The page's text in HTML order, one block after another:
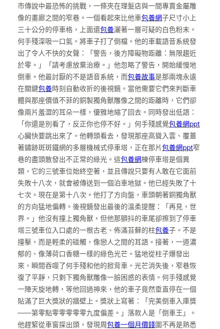
市傳說中最恐怖的挑戰，一條夾在理髮店與一間專賣金屬雕
像的畫廊之間的窄巷。一個看起來比他車包養網子尺寸小上
三十公分的停車格，上面還包養灑著一層可疑的白色粉末。
何手殘深吸一口氣。將車子打了倒檔。他的車載語音系統發
出了令人不快的女聲：「警告，後方障礙物距離：無限趨近
於零。」「請考慮放棄治療。」他忽略了警告，開始緩慢地
倒車。他最討厭的不是語音系統，而包養故事是那兩塊永遠
在關鍵包養時刻自動收折的後視鏡。當他需要它們來判斷車
體與那座價值不菲的銅製獨角獸雕像之間的距離時，它們卻
像兩片羞澀的耳朵一樣，優雅地縮了回去。同時發出低語：
「你還是別看了，反正你也停不好。」何手殘感覺包養網ppt
心臟快要跳出來了。他轉頭看去，發現那座高聳入雲、覆蓋
著鏽跡斑斑鐵網的多層機械式停車塔，正在那片包養網ppt窄
巷的盡頭散發出不正常的綠光。這包養網棟停車塔是個異
類，它的三號車位始終空著，並且傳說只要有人敢在它面前
失敗十八次，就會被傳送到一個泊車地獄。他已經失敗了十
七次。現在是第十八次。他打了方向盤，車頭朝著銅獨角獸
的方向猛地偏轉。後視鏡發出最後的溫柔提醒：「再見，世
界。」他沒有撞上獨角獸，但他那顫抖的車尾卻擦到了停車
塔三號車位入口處的一根古老、佈滿苔蘚的柱包養子。不是
撞擊，而是輕柔的碰觸，像戀人之間的耳語。接著，一道濃
郁的、像薄荷口香糖一樣的綠色光芒。猛地從柱子爆發出
來，瞬間吞噬了何手殘和他的掀背車。光芒消失後，窄巷恢
復了平靜，只剩下獨角獸雕像一臉困惑的表情。何手殘感覺
一陣天旋地轉，等他回過神來，他的車子竟然垂直停在一個
貼滿了巨大獎狀的牆壁上。獎狀上寫著：「完美倒車入庫獎
——第零點零零零零零九度偏差。」落款人是「倒車王」。
他趕緊從車窗探出頭，發現周包養一個月價錢圍不再是熟悉